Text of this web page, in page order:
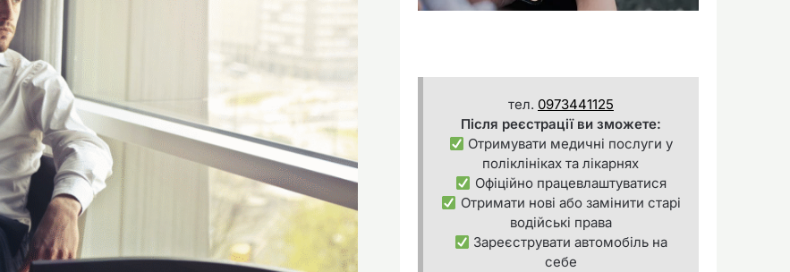
тел. 0973441125
Після реєстрації ви зможете:
Отримувати медичні послуги у
поліклініках та лікарнях
Офіційно працевлаштуватися
Отримати нові або замінити старі
водійські права
Зареєструвати автомобіль на
себе